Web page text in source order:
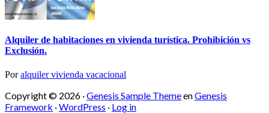
Alquiler de habitaciones en vivienda turística. Prohibición vs
Exclusión.
Poralquiler vivienda vacacional
Copyright © 2026 ·Genesis Sample ThemeenGenesis
Framework ·WordPress · Log in